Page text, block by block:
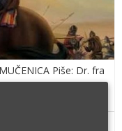
Piše: Dr. fra
svibnja
Jeanne […]
II. – HRIDINA U